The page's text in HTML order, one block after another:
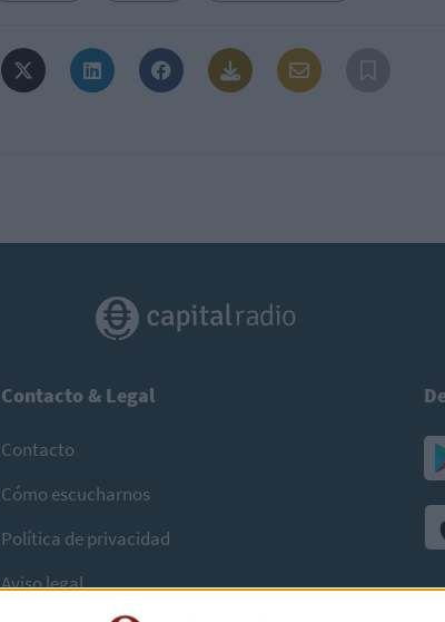
Contacto & Legal
Contacto
Cómo escucharnos
Política de privacidad
Aviso legal